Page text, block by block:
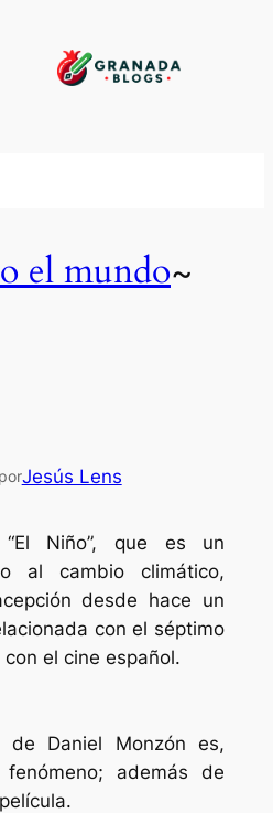
el mundo~
Jesús Lens
Niño”, que es un
al cambio climático,
desde hace un
con el séptimo
el cine español.
de Daniel Monzón es,
además de